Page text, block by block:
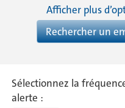
Afficher plus
Sélectionnez la
alerte :